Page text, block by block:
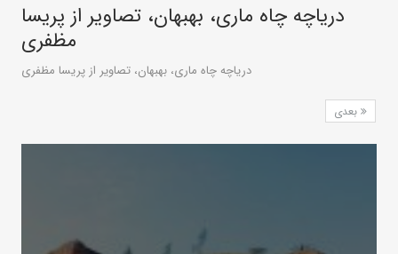
دریاچه چاه ماری، بهبهان، تصاویر از پریسا
مظفری
دریاچه چاه ماری، بهبهان، تصاویر از پریسا مظفری